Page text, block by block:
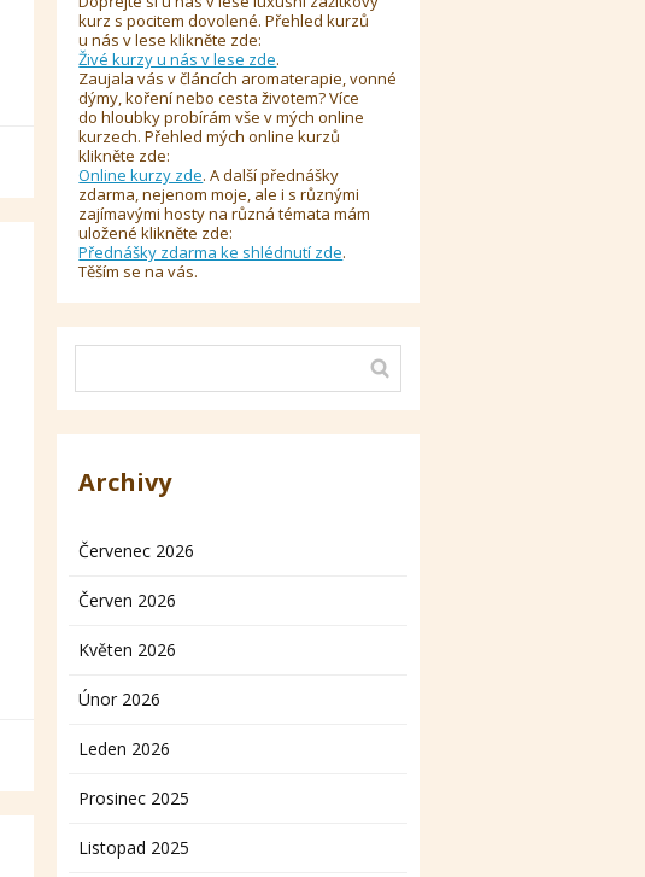
kurz s pocitem dovolené. Přehled kurzů
u nás v lese klikněte zde:
Živé kurzy u nás v lese zde.
Zaujala vás v článcích aromaterapie, vonné
dýmy, koření nebo cesta životem? Více
do hloubky probírám vše v mých online
kurzech. Přehled mých online kurzů
klikněte zde:
Online kurzy zde. A další přednášky
zdarma, nejenom moje, ale i s různými
zajímavými hosty na různá témata mám
uložené klikněte zde:
Přednášky zdarma ke shlédnutí zde.
Těším se na vás.
Archivy
Červenec 2026
Červen 2026
Květen 2026
Únor 2026
Leden 2026
Prosinec 2025
Listopad 2025